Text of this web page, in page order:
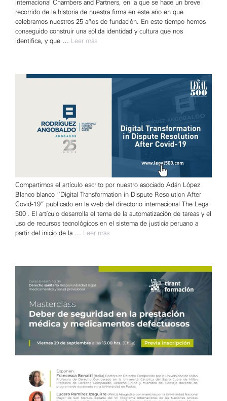
internacional Chambers and Partners, en la que se hace un breve
recorrido de la historia de nuestra firma en este año en que
celebramos nuestros 25 años de fundación. En este tiempo hemos
conseguido construir una sólida identidad y cultura que nos
identifica, y que …
Leer más
Compartimos el artículo escrito por nuestro asociado Adán López
Blanco blanco “Digital Transformation in Dispute Resolution After
Covid-19” publicado en la web del directorio internacional The Legal
500 . El artículo desarrolla el tema de la automatización de tareas y el
uso de recursos tecnológicos en el sistema de justicia peruano a
partir del inicio de la … Leer más